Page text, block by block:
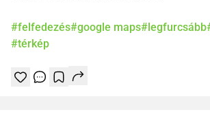
#felfedezés#google maps#legfurcsább
#térkép
Tetszik Mentés
0